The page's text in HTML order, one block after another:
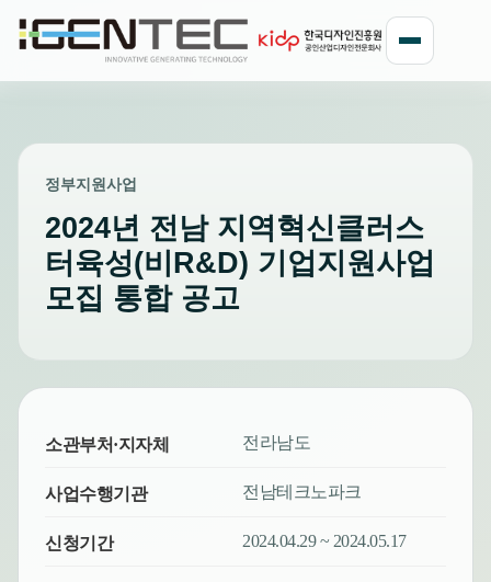
정부지원사업
2024년 전남 지역혁신클러스
터육성(비R&D) 기업지원사업
모집 통합 공고
소관부처·지자체 전라남도
사업수행기관 전남테크노파크
신청기간 2024.04.29 ~ 2024.05.17